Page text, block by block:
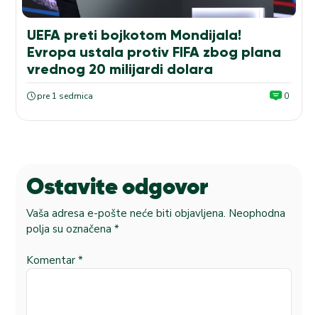
UEFA preti bojkotom Mondijala!
Evropa ustala protiv FIFA zbog plana
vrednog 20 milijardi dolara
pre 1 sedmica 0
Ostavite odgovor
Vaša adresa e-pošte neće biti objavljena. Neophodna
polja su označena *
Komentar *